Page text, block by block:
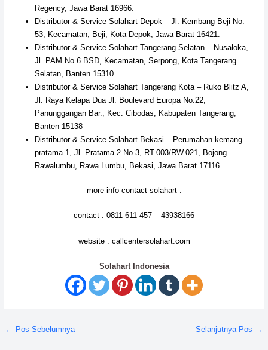
Regency, Jawa Barat 16966.
Distributor & Service Solahart Depok – Jl. Kembang Beji No.
53, Kecamatan, Beji, Kota Depok, Jawa Barat 16421.
Distributor & Service Solahart Tangerang Selatan – Nusaloka,
Jl. PAM No.6 BSD, Kecamatan, Serpong, Kota Tangerang
Selatan, Banten 15310.
Distributor & Service Solahart Tangerang Kota – Ruko Blitz A,
Jl. Raya Kelapa Dua Jl. Boulevard Europa No.22,
Panunggangan Bar., Kec. Cibodas, Kabupaten Tangerang,
Banten 15138
Distributor & Service Solahart Bekasi – Perumahan kemang
pratama 1, Jl. Pratama 2 No.3, RT.003/RW.021, Bojong
Rawalumbu, Rawa Lumbu, Bekasi, Jawa Barat 17116.
more info contact solahart :
contact : 0811-611-457 – 43938166
website : callcentersolahart.com
Solahart Indonesia
← Pos Sebelumnya Selanjutnya Pos →